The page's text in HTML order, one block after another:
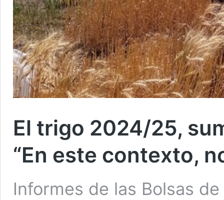
El trigo 2024/25,
“En este contexto,
Informes de las Bolsas